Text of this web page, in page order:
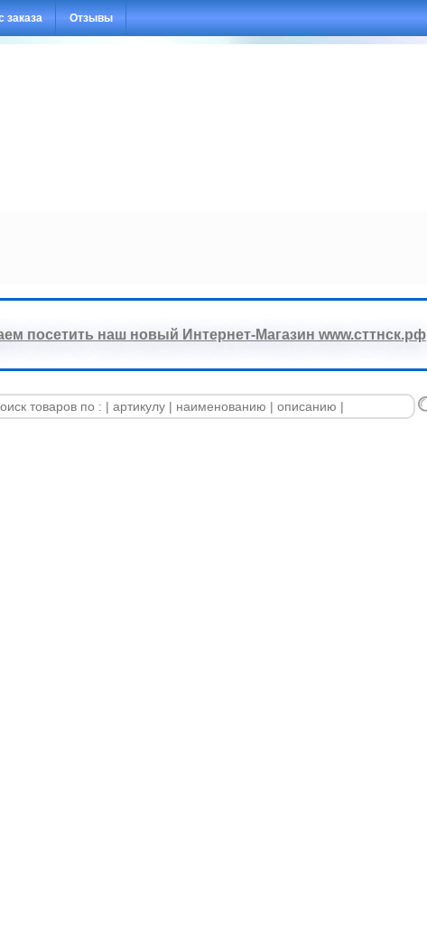
заказа Отзывы
посетить наш новый Интернет-Магазин www.сттнск.рф